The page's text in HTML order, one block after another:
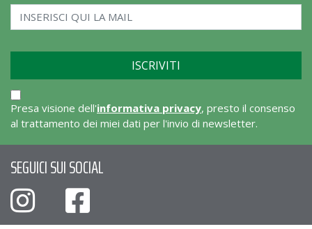
Presa visione dell'informativa privacy, presto il consenso
al trattamento dei miei dati per l'invio di newsletter.
SEGUICI SUI SOCIAL